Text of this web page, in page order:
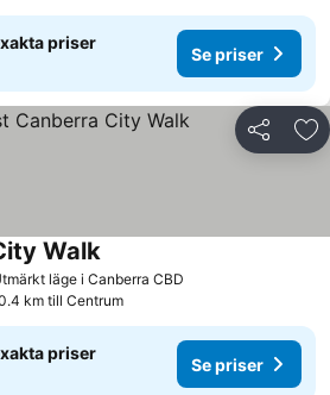
priser
Se priser
Dela
läge i Canberra CBD
WalkSe priser
km till Centrum
priser
Se priser